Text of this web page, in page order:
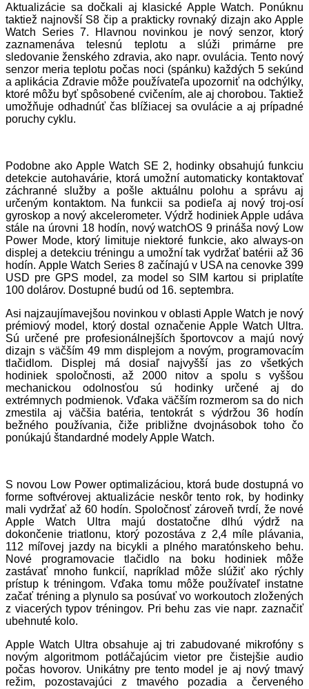
Aktualizácie sa dočkali aj klasické Apple Watch. Ponúknu
taktiež najnovší S8 čip a prakticky rovnaký dizajn ako Apple
Watch Series 7. Hlavnou novinkou je nový senzor, ktorý
zaznamenáva telesnú teplotu a slúži primárne pre
sledovanie ženského zdravia, ako napr. ovulácia. Tento nový
senzor meria teplotu počas noci (spánku) každých 5 sekúnd
a aplikácia Zdravie môže používateľa upozorniť na odchýlky,
ktoré môžu byť spôsobené cvičením, ale aj chorobou. Taktiež
umožňuje odhadnúť čas blížiacej sa ovulácie a aj prípadné
poruchy cyklu.
Podobne ako Apple Watch SE 2, hodinky obsahujú funkciu
detekcie autohavárie, ktorá umožní automaticky kontaktovať
záchranné služby a pošle aktuálnu polohu a správu aj
určeným kontaktom. Na funkcii sa podieľa aj nový troj-osí
gyroskop a nový akcelerometer. Výdrž hodiniek Apple udáva
stále na úrovni 18 hodín, nový watchOS 9 prináša nový Low
Power Mode, ktorý limituje niektoré funkcie, ako always-on
displej a detekciu tréningu a umožní tak vydržať batérii až 36
hodín. Apple Watch Series 8 začínajú v USA na cenovke 399
USD pre GPS model, za model so SIM kartou si priplatíte
100 dolárov. Dostupné budú od 16. septembra.
Asi najzaujímavejšou novinkou v oblasti Apple Watch je nový
prémiový model, ktorý dostal označenie Apple Watch Ultra.
Sú určené pre profesionálnejších športovcov a majú nový
dizajn s väčším 49 mm displejom a novým, programovacím
tlačidlom. Displej má dosiaľ najvyšší jas zo všetkých
hodiniek spoločnosti, až 2000 nitov a spolu s vyššou
mechanickou odolnosťou sú hodinky určené aj do
extrémnych podmienok. Vďaka väčším rozmerom sa do nich
zmestila aj väčšia batéria, tentokrát s výdržou 36 hodín
bežného používania, čiže približne dvojnásobok toho čo
ponúkajú štandardné modely Apple Watch.
S novou Low Power optimalizáciou, ktorá bude dostupná vo
forme softvérovej aktualizácie neskôr tento rok, by hodinky
mali vydržať až 60 hodín. Spoločnosť zároveň tvrdí, že nové
Apple Watch Ultra majú dostatočne dlhú výdrž na
dokončenie triatlonu, ktorý pozostáva z 2,4 míle plávania,
112 míľovej jazdy na bicykli a plného maratónskeho behu.
Nové programovacie tlačidlo na boku hodiniek môže
zastávať mnoho funkcií, napríklad môže slúžiť ako rýchly
prístup k tréningom. Vďaka tomu môže používateľ instatne
začať tréning a plynulo sa posúvať vo workoutoch zložených
z viacerých typov tréningov. Pri behu zas vie napr. zaznačiť
ubehnuté kolo.
Apple Watch Ultra obsahuje aj tri zabudované mikrofóny s
novým algoritmom potláčajúcim vietor pre čistejšie audio
počas hovorov. Unikátny pre tento model je aj nový tmavý
režim, pozostavajúci z tmavého pozadia a červeného